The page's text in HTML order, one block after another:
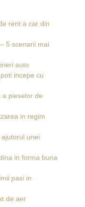
rent a car din
5 scenarii mai
auto
incepe cu
a pieselor de
in regim
unei
in forma buna
pasi in
de aer